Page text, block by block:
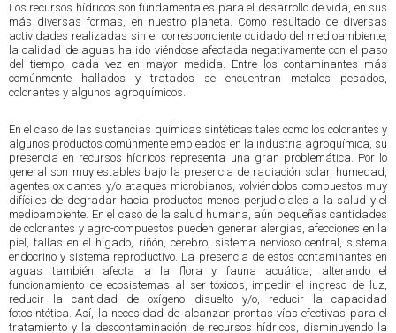
Los recursos hídricos son fundamentales para el desarrollo de vida, en sus
más diversas formas, en nuestro planeta. Como resultado de diversas
actividades realizadas sin el correspondiente cuidado del medioambiente,
la calidad de aguas ha ido viéndose afectada negativamente con el paso
del tiempo, cada vez en mayor medida. Entre los contaminantes más
comúnmente hallados y tratados se encuentran metales pesados,
colorantes y algunos agroquímicos.
En el caso de las sustancias químicas sintéticas tales como los colorantes y
algunos productos comúnmente empleados en la industria agroquímica, su
presencia en recursos hídricos representa una gran problemática. Por lo
general son muy estables bajo la presencia de radiación solar, humedad,
agentes oxidantes y/o ataques microbianos, volviéndolos compuestos muy
difíciles de degradar hacia productos menos perjudiciales a la salud y el
medioambiente. En el caso de la salud humana, aún pequeñas cantidades
de colorantes y agro-compuestos pueden generar alergias, afecciones en la
piel, fallas en el hígado, riñón, cerebro, sistema nervioso central, sistema
endocrino y sistema reproductivo. La presencia de estos contaminantes en
aguas también afecta a la flora y fauna acuática, alterando el
funcionamiento de ecosistemas al ser tóxicos, impedir el ingreso de luz,
reducir la cantidad de oxígeno disuelto y/o, reducir la capacidad
fotosintética. Así, la necesidad de alcanzar prontas vías efectivas para el
tratamiento y la descontaminación de recursos hídricos, disminuyendo la